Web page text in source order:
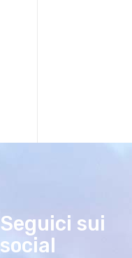
Seguici sui
social